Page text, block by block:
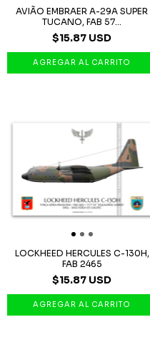
AVIÃO EMBRAER A-29A SUPER
TUCANO, FAB 57...
$15.87 USD
LOCKHEED HERCULES C-130H,
FAB 2465
$15.87 USD